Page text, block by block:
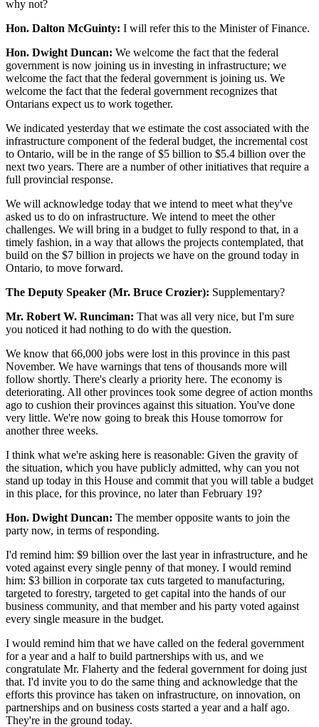
why not?
Hon. Dalton McGuinty: I will refer this to the Minister of Finance.
Hon. Dwight Duncan: We welcome the fact that the federal
government is now joining us in investing in infrastructure; we
welcome the fact that the federal government is joining us. We
welcome the fact that the federal government recognizes that
Ontarians expect us to work together.
We indicated yesterday that we estimate the cost associated with the
infrastructure component of the federal budget, the incremental cost
to Ontario, will be in the range of $5 billion to $5.4 billion over the
next two years. There are a number of other initiatives that require a
full provincial response.
We will acknowledge today that we intend to meet what they've
asked us to do on infrastructure. We intend to meet the other
challenges. We will bring in a budget to fully respond to that, in a
timely fashion, in a way that allows the projects contemplated, that
build on the $7 billion in projects we have on the ground today in
Ontario, to move forward.
The Deputy Speaker (Mr. Bruce Crozier): Supplementary?
Mr. Robert W. Runciman: That was all very nice, but I'm sure
you noticed it had nothing to do with the question.
We know that 66,000 jobs were lost in this province in this past
November. We have warnings that tens of thousands more will
follow shortly. There's clearly a priority here. The economy is
deteriorating. All other provinces took some degree of action months
ago to cushion their provinces against this situation. You've done
very little. We're now going to break this House tomorrow for
another three weeks.
I think what we're asking here is reasonable: Given the gravity of
the situation, which you have publicly admitted, why can you not
stand up today in this House and commit that you will table a budget
in this place, for this province, no later than February 19?
Hon. Dwight Duncan: The member opposite wants to join the
party now, in terms of responding.
I'd remind him: $9 billion over the last year in infrastructure, and he
voted against every single penny of that money. I would remind
him: $3 billion in corporate tax cuts targeted to manufacturing,
targeted to forestry, targeted to get capital into the hands of our
business community, and that member and his party voted against
every single measure in the budget.
I would remind him that we have called on the federal government
for a year and a half to build partnerships with us, and we
congratulate Mr. Flaherty and the federal government for doing just
that. I'd invite you to do the same thing and acknowledge that the
efforts this province has taken on infrastructure, on innovation, on
partnerships and on business costs started a year and a half ago.
They're in the ground today.